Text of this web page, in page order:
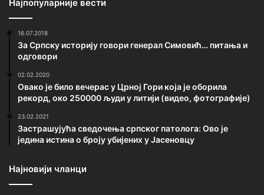
Најпопуларније вести
16.07.2018
За Српску историју говори генерал Симовић… питања и
одговори
02.02.2020
Овако је било вечерас у Црној Гори која је оборила
рекорд, око 250000 људи у литији (видео, фотографије)
23.02.2021
Застрашујућа сведочења српског патолога: Ово је
једина истина о броју убијених у Јасеновцу
Најновији чланци